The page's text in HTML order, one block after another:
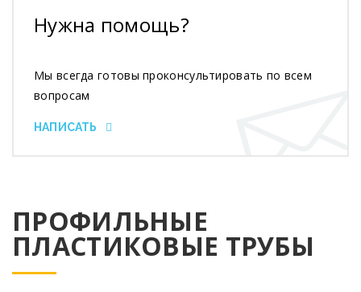
Нужна помощь?
Мы всегда готовы проконсультировать по всем
вопросам
НАПИСАТЬ
ПРОФИЛЬНЫЕ
ПЛАСТИКОВЫЕ ТРУБЫ